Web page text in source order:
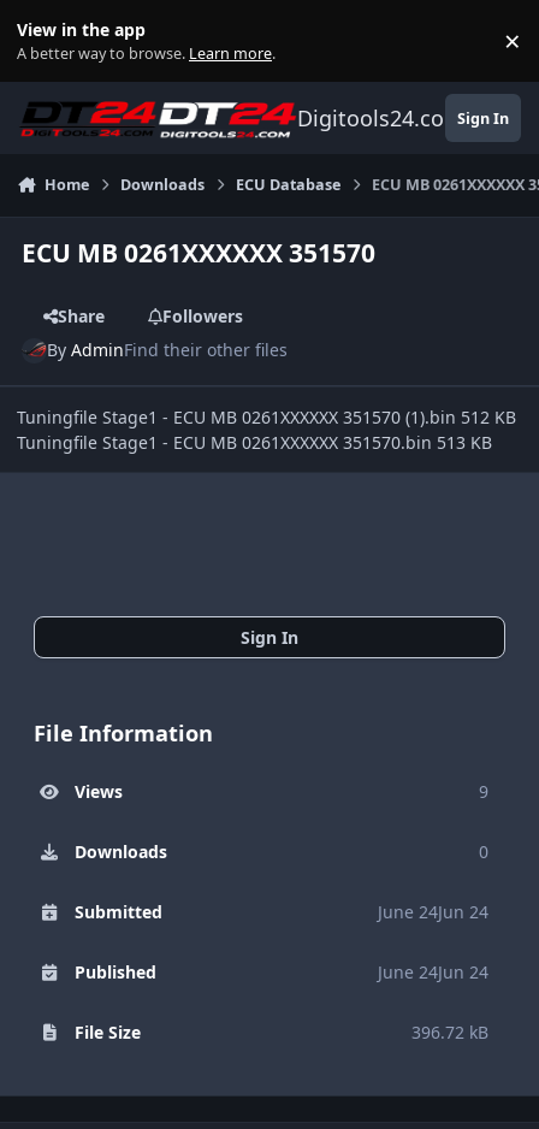
View in the app
A better way to browse. Learn more. ×
Digitools24.comSign In
Home Downloads ECU Database ECU MB 0261XXXXXX
ECU MB 0261XXXXXX 351570
Share
Followers
ByAdminFind their other files
Tuningfile Stage1 - ECU MB 0261XXXXXX 351570 (1).bin 512 KB
Tuningfile Stage1 - ECU MB 0261XXXXXX 351570.bin 513 KB
Sign In
File Information
Views 9
Downloads 0
Submitted June 24Jun 24
Published June 24Jun 24
File Size 396.72 kB